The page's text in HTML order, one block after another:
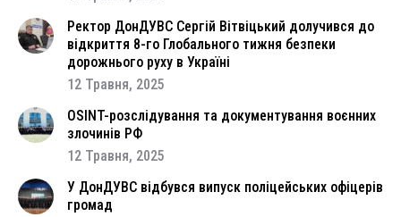
Ректор ДонДУВС Сергій Вітвіцький долучився до
відкриття 8-го Глобального тижня безпеки
дорожнього руху в Україні
12 Травня, 2025
OSINT-розслідування та документування воєнних
злочинів РФ
12 Травня, 2025
У ДонДУВС відбувся випуск поліцейських офіцерів
громад